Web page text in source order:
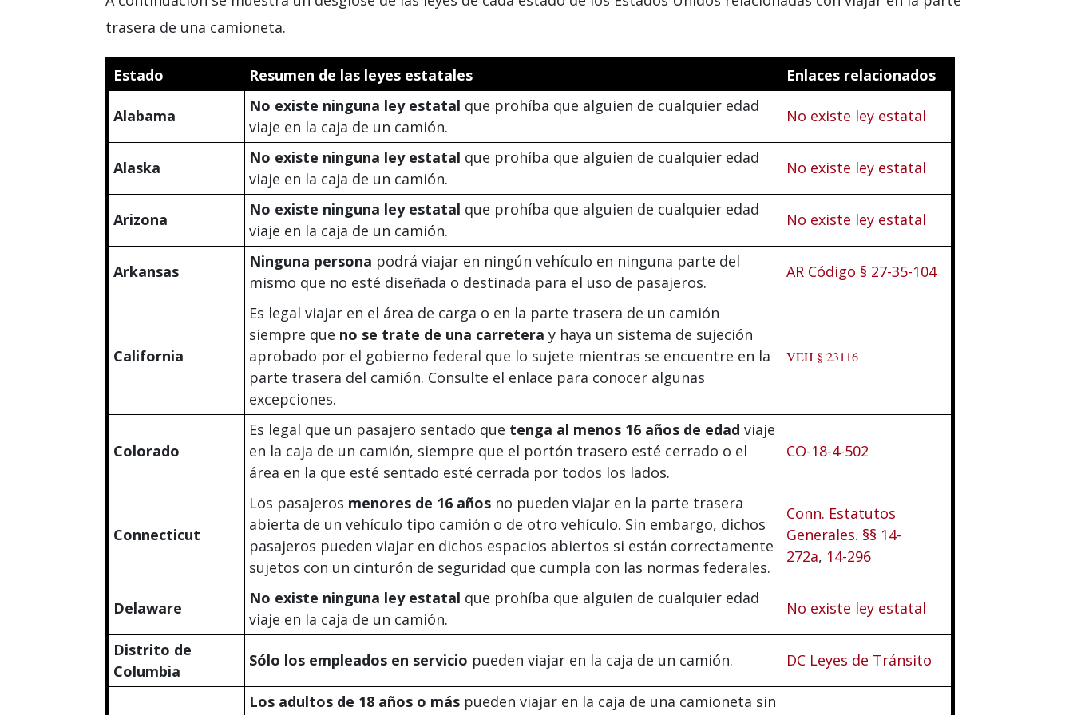
trasera de una camioneta.
Estado Resumen de las leyes estatales Enlaces relacionados
Alabama
No existe ninguna ley estatal que prohíba que alguien de cualquier edad
viaje en la caja de un camión.
No existe ley estatal
Alaska
No existe ninguna ley estatal que prohíba que alguien de cualquier edad
viaje en la caja de un camión.
No existe ley estatal
Arizona
No existe ninguna ley estatal que prohíba que alguien de cualquier edad
viaje en la caja de un camión.
No existe ley estatal
Arkansas
Ninguna persona podrá viajar en ningún vehículo en ninguna parte del
mismo que no esté diseñada o destinada para el uso de pasajeros.
AR Código § 27-35-104
California
Es legal viajar en el área de carga o en la parte trasera de un camión
siempre que no se trate de una carretera y haya un sistema de sujeción
aprobado por el gobierno federal que lo sujete mientras se encuentre en la
parte trasera del camión. Consulte el enlace para conocer algunas
excepciones.
VEH § 23116
Colorado
Es legal que un pasajero sentado que tenga al menos 16 años de edad viaje
en la caja de un camión, siempre que el portón trasero esté cerrado o el
área en la que esté sentado esté cerrada por todos los lados.
CO-18-4-502
Connecticut
Los pasajeros menores de 16 años no pueden viajar en la parte trasera
abierta de un vehículo tipo camión o de otro vehículo. Sin embargo, dichos
pasajeros pueden viajar en dichos espacios abiertos si están correctamente
sujetos con un cinturón de seguridad que cumpla con las normas federales.
Conn. Estatutos
Generales. §§ 14-
272a, 14-296
Delaware
No existe ninguna ley estatal que prohíba que alguien de cualquier edad
viaje en la caja de un camión.
No existe ley estatal
Distrito de
Columbia
Sólo los empleados en servicio pueden viajar en la caja de un camión. DC Leyes de Tránsito
Los adultos de 18 años o más pueden viajar en la caja de una camioneta sin